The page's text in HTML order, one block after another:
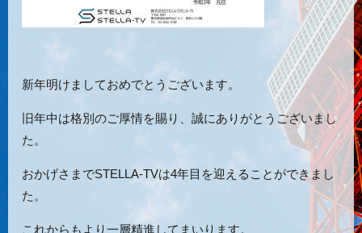
新年明けましておめでとうございます。
旧年中は格別のご厚情を賜り、誠にありがとうございまし
た。
おかげさまでSTELLA-TVは4年目を迎えることができまし
た。
これからもより一層精進してまいります。